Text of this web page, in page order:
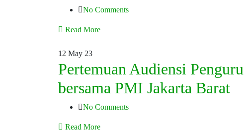
No Comments
Read More
12 May 23
Pertemuan Audiensi
bersama PMI Jakarta Barat
No Comments
Read More